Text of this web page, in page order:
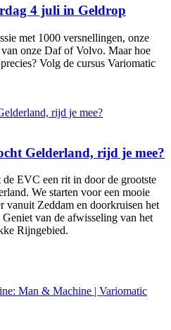
4 juli in Geldrop
met 1000 versnellingen, onze
onze Daf of Volvo. Maar hoe
Volg de cursus Variomatic
Gelderland, rijd je mee?
EVC een rit in door de grootste
We starten voor een mooie
vanuit Zeddam en doorkruisen het
van de afwisseling van het
Rijngebied.